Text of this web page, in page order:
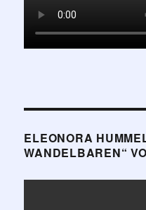
ELEONORA
WANDELBAREN“